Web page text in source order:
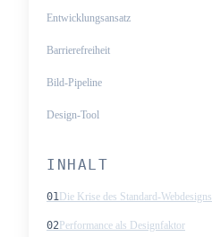
Entwicklungsansatz
Barrierefreiheit
Bild-Pipeline
Design-Tool
INHALT
01 Die Krise des Standard-Webdesigns
02Performance als Designfaktor